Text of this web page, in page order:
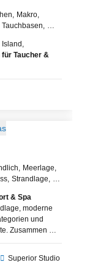
Makro
Tauchbasen
Island,
Taucher &
Meerlage
Strandlage
& Spa
moderne
und
Zusammen mit
vor Sabang
Tauch- und
Superior Studio